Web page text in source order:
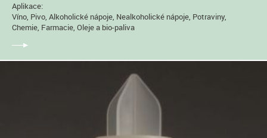
Aplikace:
Víno, Pivo, Alkoholické nápoje, Nealkoholické nápoje, Potraviny,
Chemie, Farmacie, Oleje a bio-paliva